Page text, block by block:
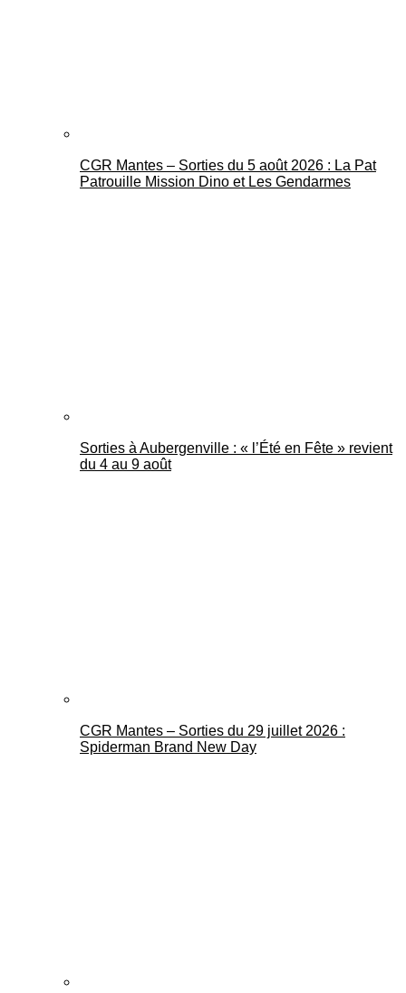
CGR Mantes – Sorties du 5 août 2026 : La Pat
Patrouille Mission Dino et Les Gendarmes
Sorties à Aubergenville : « l’Été en Fête » revient
du 4 au 9 août
CGR Mantes – Sorties du 29 juillet 2026 :
Spiderman Brand New Day